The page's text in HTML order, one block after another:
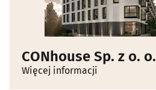
CONhouse Sp. z o. o.
Więcej informacji